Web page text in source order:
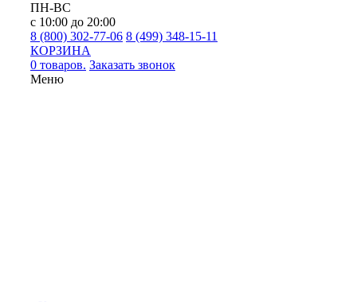
ПН-ВС
с 10:00 до 20:00
8 (800) 302-77-06 8 (499) 348-15-11
КОРЗИНА
0 товаров. Заказать звонок
Меню